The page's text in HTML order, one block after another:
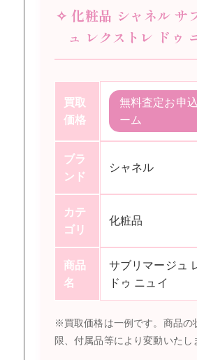
✧ 化粧品 シャネル サ
ュ レクストレ ドゥ
買取
価格
無料査定お申
ーム
ブラ
ンド
シャネル
カテ
ゴリ
化粧品
商品
名
サブリマージュ
ドゥ ニュイ
※買取価格は一例です。商品の
限、付属品等により変動いたし